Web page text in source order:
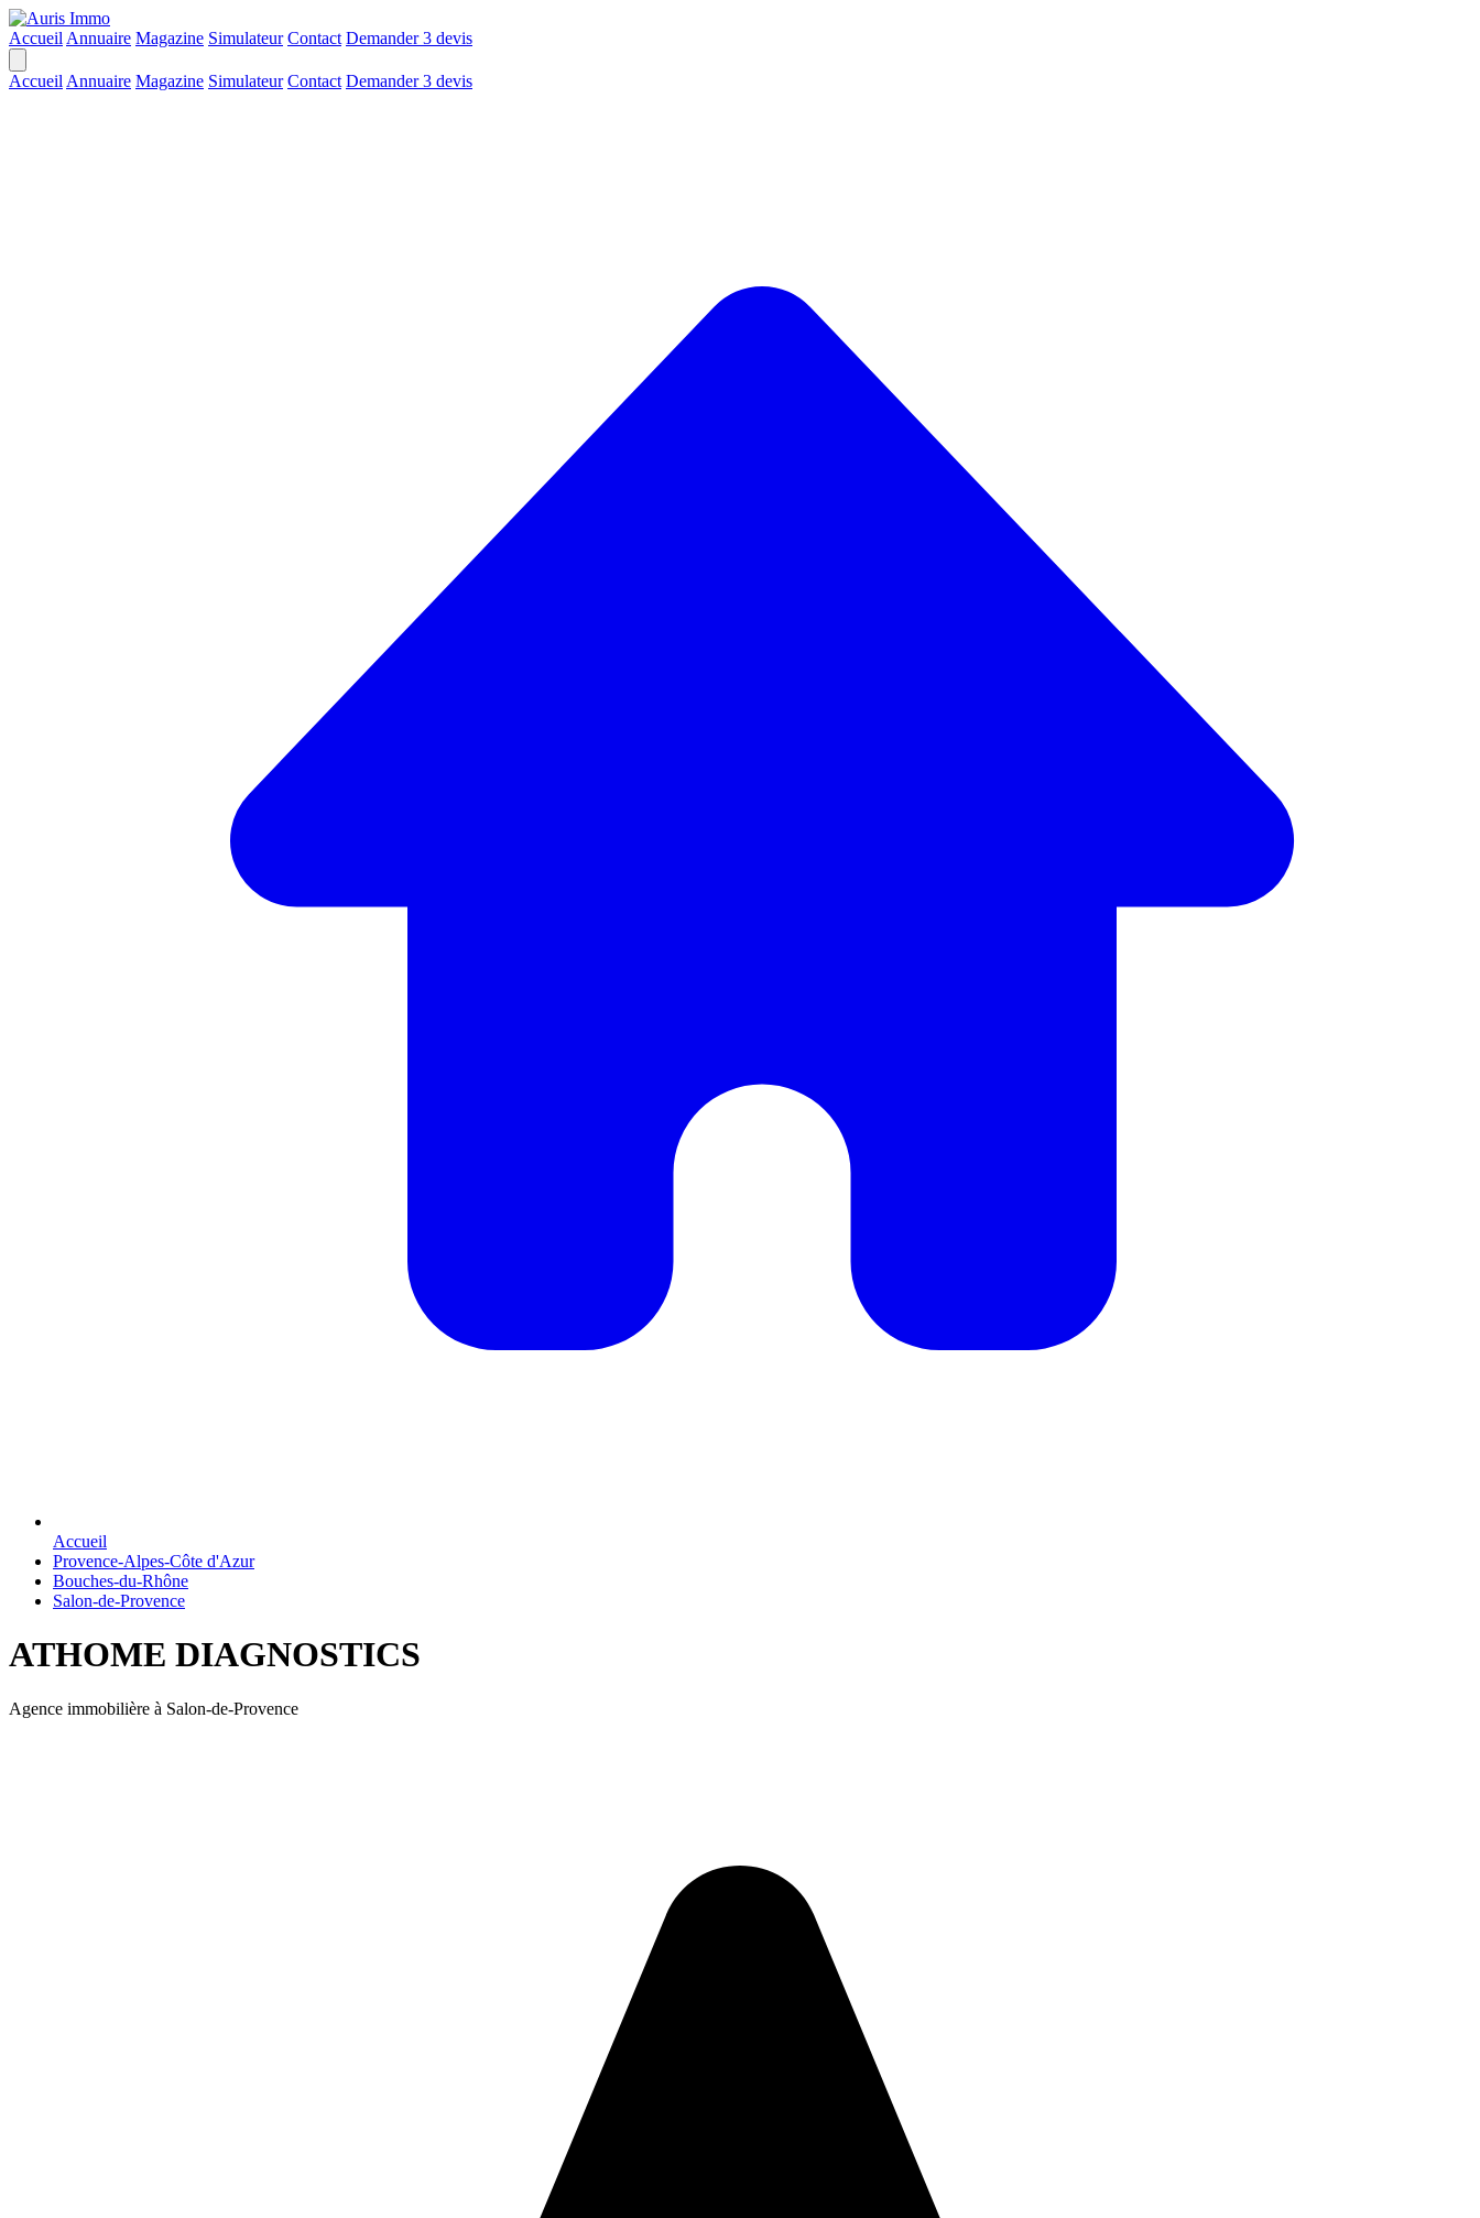
Accueil Annuaire Magazine Simulateur Contact Demander 3 devis
Accueil Annuaire Magazine Simulateur Contact Demander 3 devis
Accueil
Provence-Alpes-Côte d'Azur
Bouches-du-Rhône
Salon-de-Provence
ATHOME DIAGNOSTICS
Agence immobilière à Salon-de-Provence